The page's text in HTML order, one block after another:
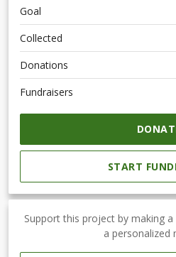
Goal
Collected
Donations
Fundraisers
START
Support this project by making
a personalized